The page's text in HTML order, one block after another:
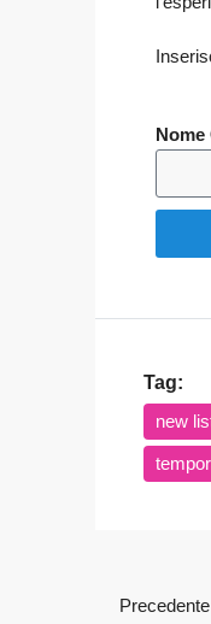
Nome
Tag:
new
Precedente